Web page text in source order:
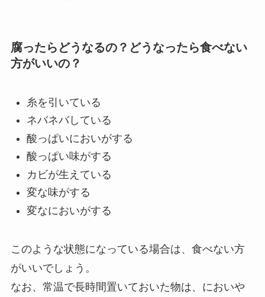
腐ったらどうなるの？どうなったら食べない
方がいいの？
糸を引いている
ネバネバしている
酸っぱいにおいがする
酸っぱい味がする
カビが生えている
変な味がする
変なにおいがする
このような状態になっている場合は、食べない方
がいいでしょう。
なお、常温で長時間置いておいた物は、においや